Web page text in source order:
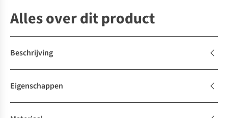
Alles over dit product
Beschrijving
Eigenschappen